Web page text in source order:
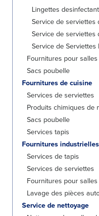
Lingettes
Service de
Service de
Service de
Fournitures pour
Sacs poubelle
Fournitures de cuisine
Services de serviettes
Produits chimiques de
Sacs poubelle
Services tapis
Fournitures industrielles
Services de tapis
Services de serviettes
Fournitures pour
Lavage des pièces
Service de nettoyage